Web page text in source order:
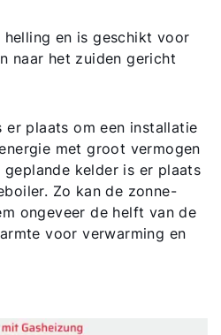
en is geschikt voor
naar het zuiden gericht
er plaats om een installatie
met groot vermogen
kelder is er plaats
Zo kan de zonne-
ongeveer de helft van de
voor verwarming en